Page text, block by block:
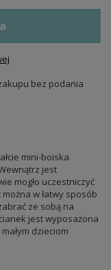
bez podania
mini-boiska
jest
mogło uczestniczyć
w łatwy sposób
ze sobą na
jest wyposażona
dzieciom